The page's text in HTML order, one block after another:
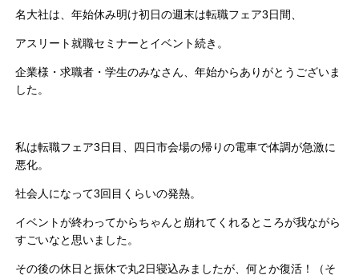
名大社は、年始休み明け初日の週末は転職フェア3日間、
アスリート就職セミナーとイベント続き。
企業様・求職者・学生のみなさん、年始からありがとうございま
した。
私は転職フェア3日目、四日市会場の帰りの電車で体調が急激に
悪化。
社会人になって3回目くらいの発熱。
イベントが終わってからちゃんと崩れてくれるところが我ながら
すごいなと思いました。
その後の休日と振休で丸2日寝込みましたが、何とか復活！（そ